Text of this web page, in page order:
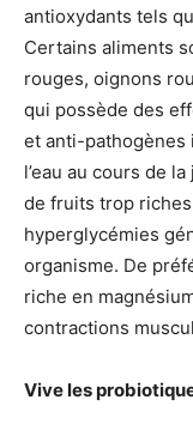
antioxydants tels
Certains aliments
rouges, oignons
qui possède des
et anti-pathogènes
l’eau au cours de
de fruits trop
hyperglycémies
organisme. De
riche en
contractions
Vive les